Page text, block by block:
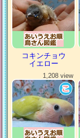
コキンチョウ
イエロー
1,208 view